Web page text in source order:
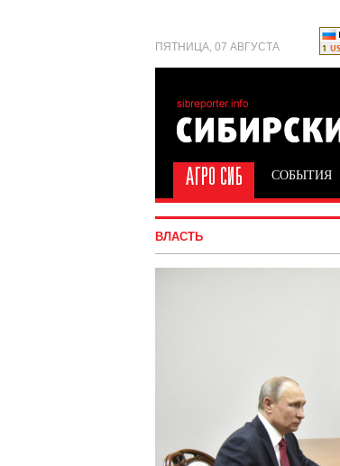
ПЯТНИЦА, 07 АВГУСТА
СОБЫТИЯ
ВЛАСТЬ